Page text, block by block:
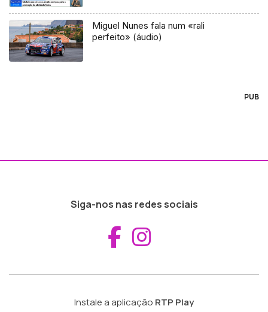
Miguel Nunes fala num «rali
perfeito» (áudio)
PUB
Siga-nos nas redes sociais
Aceder ao
Instale a aplicação RTP Play